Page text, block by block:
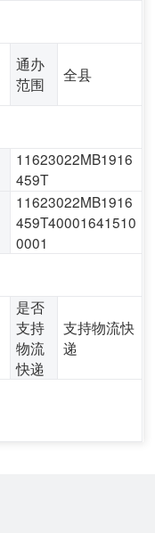
通办
范围
全县
11623022MB1916
459T
11623022MB1916
459T40001641510
0001
是否
支持
物流
快递
支持物流快
递